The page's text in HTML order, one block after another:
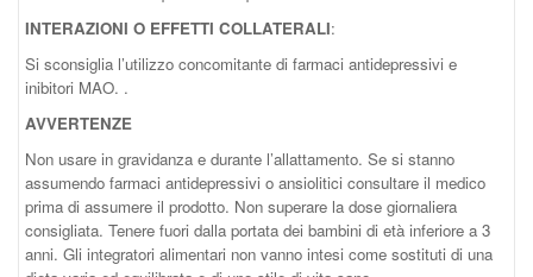
INTERAZIONI O EFFETTI COLLATERALI:
Si sconsiglia l’utilizzo concomitante di farmaci antidepressivi e
inibitori MAO. .
AVVERTENZE
Non usare in gravidanza e durante l’allattamento. Se si stanno
assumendo farmaci antidepressivi o ansiolitici consultare il medico
prima di assumere il prodotto. Non superare la dose giornaliera
consigliata. Tenere fuori dalla portata dei bambini di età inferiore a 3
anni. Gli integratori alimentari non vanno intesi come sostituti di una